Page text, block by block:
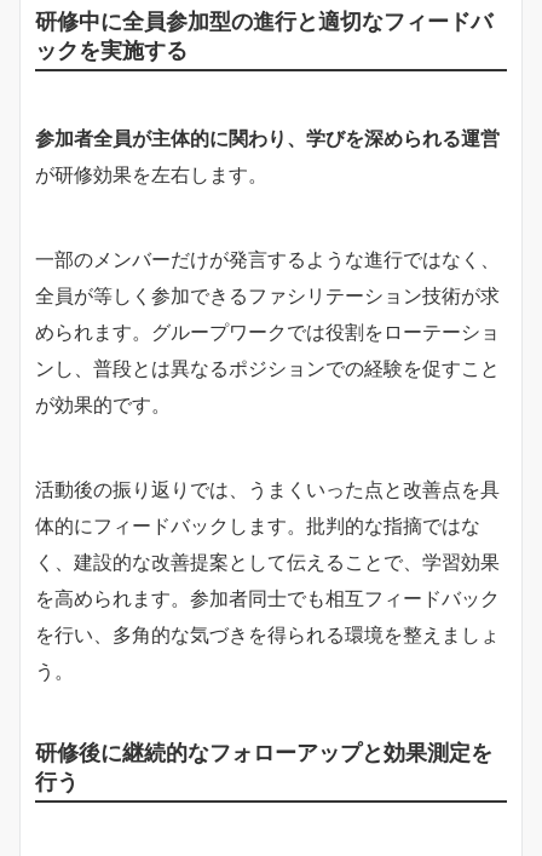
研修中に全員参加型の進行と適切なフィードバ
ックを実施する
参加者全員が主体的に関わり、学びを深められる運営
が研修効果を左右します。
一部のメンバーだけが発言するような進行ではなく、
全員が等しく参加できるファシリテーション技術が求
められます。グループワークでは役割をローテーショ
ンし、普段とは異なるポジションでの経験を促すこと
が効果的です。
活動後の振り返りでは、うまくいった点と改善点を具
体的にフィードバックします。批判的な指摘ではな
く、建設的な改善提案として伝えることで、学習効果
を高められます。参加者同士でも相互フィードバック
を行い、多角的な気づきを得られる環境を整えましょ
う。
研修後に継続的なフォローアップと効果測定を
行う